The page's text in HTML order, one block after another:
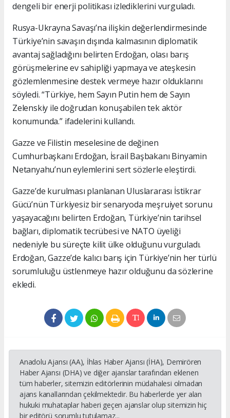
dengeli bir enerji politikası izlediklerini vurguladı.
Rusya-Ukrayna Savaşı’na ilişkin değerlendirmesinde
Türkiye’nin savaşın dışında kalmasının diplomatik
avantaj sağladığını belirten Erdoğan, olası barış
görüşmelerine ev sahipliği yapmaya ve ateşkesin
gözlemlenmesine destek vermeye hazır olduklarını
söyledi. “Türkiye, hem Sayın Putin hem de Sayın
Zelenskiy ile doğrudan konuşabilen tek aktör
konumunda.” ifadelerini kullandı.
Gazze ve Filistin meselesine de değinen
Cumhurbaşkanı Erdoğan, İsrail Başbakanı Binyamin
Netanyahu’nun eylemlerini sert sözlerle eleştirdi.
Gazze’de kurulması planlanan Uluslararası İstikrar
Gücü’nün Türkiyesiz bir senaryoda meşruiyet sorunu
yaşayacağını belirten Erdoğan, Türkiye’nin tarihsel
bağları, diplomatik tecrübesi ve NATO üyeliği
nedeniyle bu süreçte kilit ülke olduğunu vurguladı.
Erdoğan, Gazze’de kalıcı barış için Türkiye’nin her türlü
sorumluluğu üstlenmeye hazır olduğunu da sözlerine
ekledi.
Anadolu Ajansı (AA), İhlas Haber Ajansı (İHA), Demirören
Haber Ajansı (DHA) ve diğer ajanslar tarafından eklenen
tüm haberler, sitemizin editörlerinin müdahalesi olmadan
ajans kanallarından çekilmektedir. Bu haberlerde yer alan
hukuki muhataplar haberi geçen ajanslar olup sitemizin hiç
bir editörü sorumlu tutulamaz...